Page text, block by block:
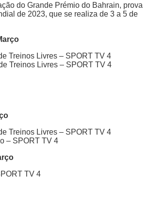
do Grande Prémio do Bahrain, prova
de 2023, que se realiza de 3 a 5 de
Treinos Livres – SPORT TV 4
Treinos Livres – SPORT TV 4
Treinos Livres – SPORT TV 4
– SPORT TV 4
TV 4